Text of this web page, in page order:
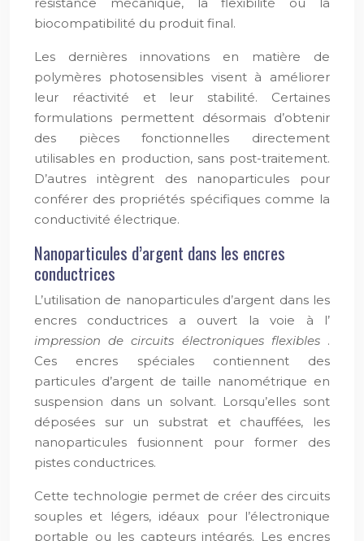
biocompatibilité du produit final.
Les dernières innovations en matière de
polymères photosensibles visent à améliorer
leur réactivité et leur stabilité. Certaines
formulations permettent désormais d’obtenir
des pièces fonctionnelles directement
utilisables en production, sans post-traitement.
D’autres intègrent des nanoparticules pour
conférer des propriétés spécifiques comme la
conductivité électrique.
Nanoparticules d’argent dans les encres
conductrices
L’utilisation de nanoparticules d’argent dans les
encres conductrices a ouvert la voie à l’
impression de circuits électroniques flexibles .
Ces encres spéciales contiennent des
particules d’argent de taille nanométrique en
suspension dans un solvant. Lorsqu’elles sont
déposées sur un substrat et chauffées, les
nanoparticules fusionnent pour former des
pistes conductrices.
Cette technologie permet de créer des circuits
souples et légers, idéaux pour l’électronique
portable ou les capteurs intégrés. Les encres